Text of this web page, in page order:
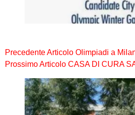
PrecedenteArticolo Olimpiadi a
ProssimoArticolo CASA DI CURA